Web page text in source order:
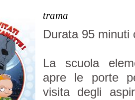
trama
Durata 95 minuti
La scuola
apre le porte
visita degli